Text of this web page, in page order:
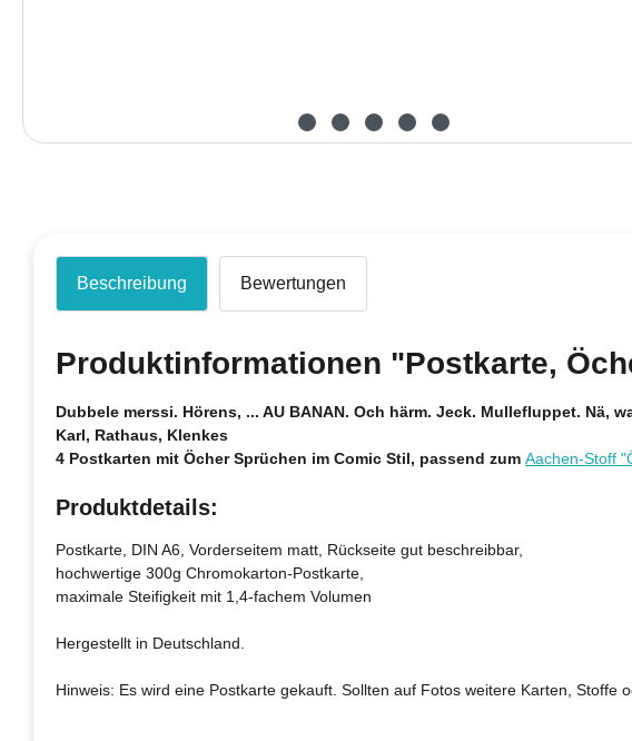
Beschreibung Bewertungen
Produktinformationen "Postkarte,
Dubbele merssi. Hörens, ... AU BANAN. Och härm. Jeck. Mullefluppet. Nä,
Karl, Rathaus, Klenkes
4 Postkarten mit Öcher Sprüchen im Comic Stil, passend zum Aachen-Stoff
Produktdetails:
Postkarte, DIN A6, Vorderseitem matt, Rückseite gut beschreibbar,
hochwertige 300g Chromokarton-Postkarte,
maximale Steifigkeit mit 1,4-fachem Volumen
Hergestellt in Deutschland.
Hinweis: Es wird eine Postkarte gekauft. Sollten auf Fotos weitere Karten,